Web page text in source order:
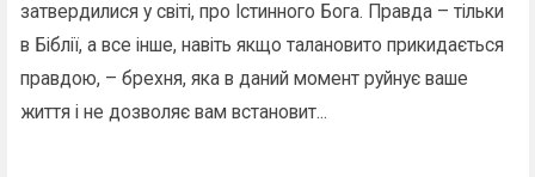
затвердилися у світі, про Істинного Бога. Правда – тільки
в Біблії, а все інше, навіть якщо талановито прикидається
правдою, – брехня, яка в даний момент руйнує ваше
життя і не дозволяє вам встановит...